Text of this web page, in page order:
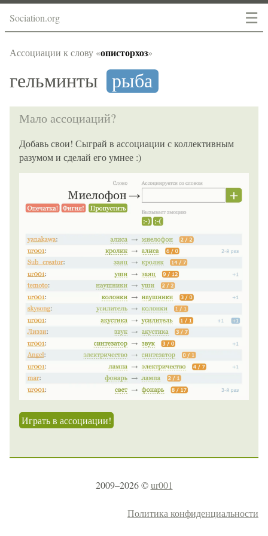
☰
Sociation.org
Ассоциации к слову «описторхоз»
гельминты рыба
Мало ассоциаций?
Добавь свои! Сыграй в ассоциации с коллективным
разумом и сделай его умнее :)
Играть в ассоциации!
2009–2026 ©ur001
Политика конфиденциальности